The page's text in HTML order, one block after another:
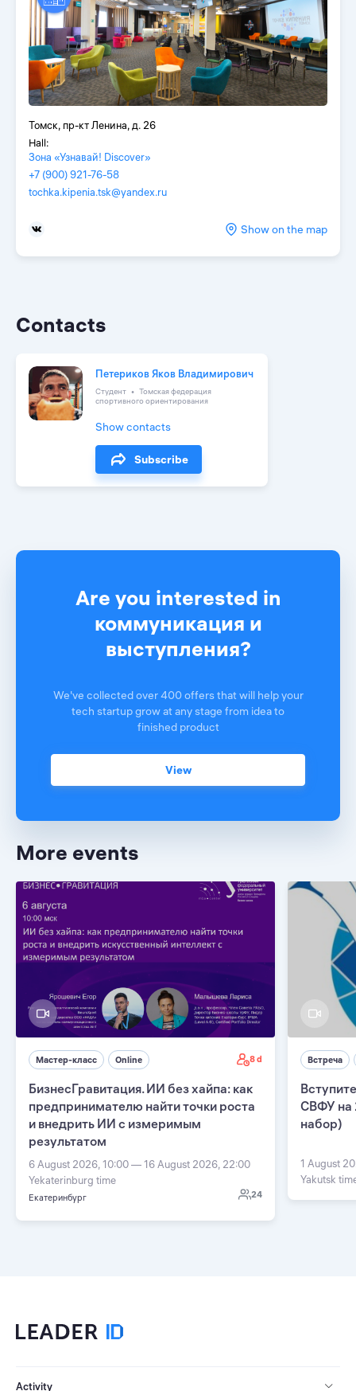
Томск, пр-кт Ленина, д. 26
Hall:
Зона «Узнавай! Discover»
+7 (900) 921-76-58
tochka.kipenia.tsk@yandex.ru
Show on the map
Contacts
Петериков Яков Владимирович
Студент
Томская федерация
спортивного ориентирования
Show contacts
Subscribe
Are you interested in
коммуникация и
выступления?
We've collected over 400 offers that will help your
tech startup grow at any stage from idea to
finished product
View
More events
Мастер-класс Online 8 d
БизнесГравитация. ИИ без хайпа: как
предпринимателю найти точки роста
и внедрить ИИ с измеримым
результатом
6 August 2026, 10:00 — 16 August 2026, 22:00
Yekaterinburg time
Екатеринбург 24
Встреча
СВФУ на
набор)
1 August
Yakutsk
Activity